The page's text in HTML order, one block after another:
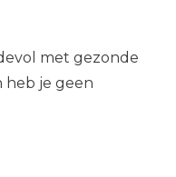
met gezonde
heb je geen